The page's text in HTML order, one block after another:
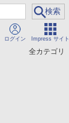
ログイン Impress サイト
全カテゴリ